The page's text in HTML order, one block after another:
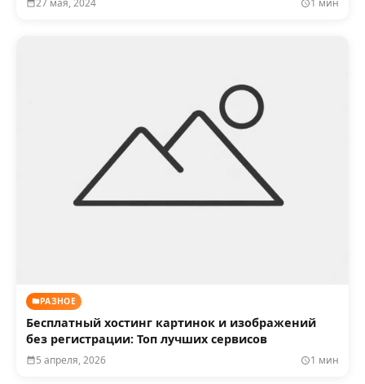
РАЗНОЕ
Бесплатный хостинг картинок и изображений
без регистрации: Топ лучших сервисов
5 апреля, 2026 1 мин